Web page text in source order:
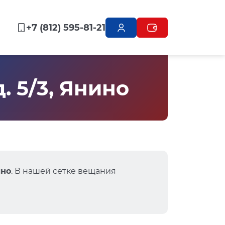
+7 (812) 595-81-21
5/3, Янино
. В нашей сетке вещания